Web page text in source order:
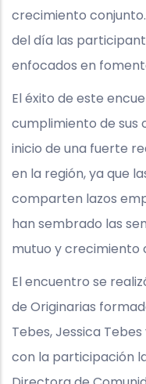
crecimiento
del día las
enfocados en
El éxito de este
cumplimiento de sus
inicio de una fuerte
en la región, ya que
comparten lazos
han sembrado las
mutuo y crecimiento
El encuentro se
de Originarias
Tebes, Jessica
con la participación